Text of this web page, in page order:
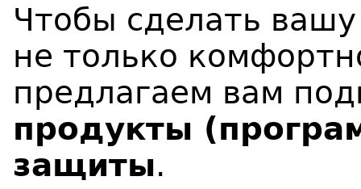
Чтобы сделать
не только
предлагаем вам
продукты
защиты.